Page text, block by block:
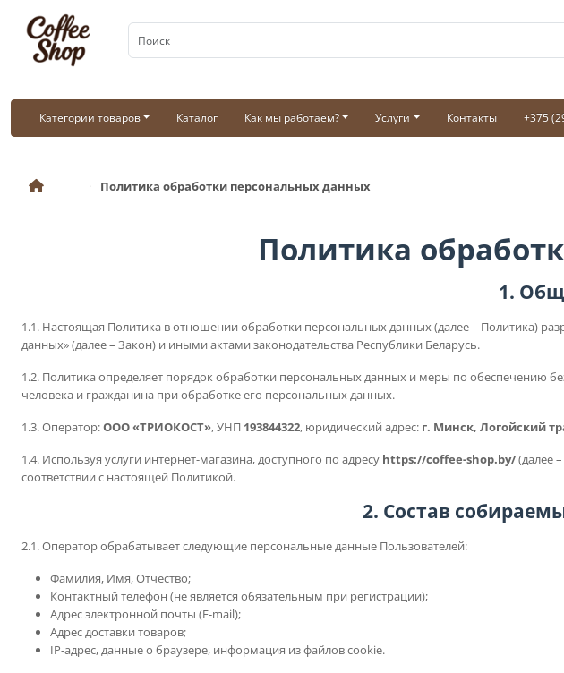
Категории товаров Каталог Как мы работаем? Услуги Контакты +375
Политика обработки персональных данных
Политика
1.
1.1. Настоящая Политика в отношении обработки персональных данных (далее – Политика)
данных» (далее – Закон) и иными актами законодательства Республики Беларусь.
1.2. Политика определяет порядок обработки персональных данных и меры по обеспечению
человека и гражданина при обработке его персональных данных.
1.3. Оператор:ООО «ТРИОКОСТ», УНП 193844322, юридический адрес: г. Минск, Логойский
1.4. Используя услуги интернет-магазина, доступного по адресу https://coffee-shop.by/(далее
соответствии с настоящей Политикой.
2. Состав
2.1. Оператор обрабатывает следующие персональные данные Пользователей:
Фамилия, Имя, Отчество;
Контактный телефон (не является обязательным при регистрации);
Адрес электронной почты (E-mail);
Адрес доставки товаров;
IP-адрес, данные о браузере, информация из файлов cookie.